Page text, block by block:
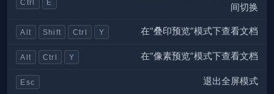
Ctrl E
间切换
Alt Shift Ctrl Y 在“叠印预览”模式下查看文档
Alt Ctrl Y 在“像素预览”模式下查看文档
Esc 退出全屏模式